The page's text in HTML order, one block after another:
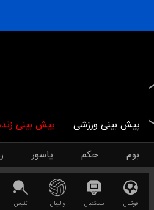
پیش بینی ورزشی پیش بینی
بوم حکم پاسور
فوتبال بسکتبال والیبال تنیس